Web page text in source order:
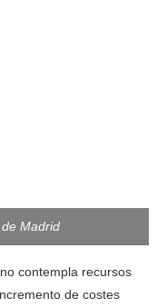
Madrid
contempla recursos
de costes